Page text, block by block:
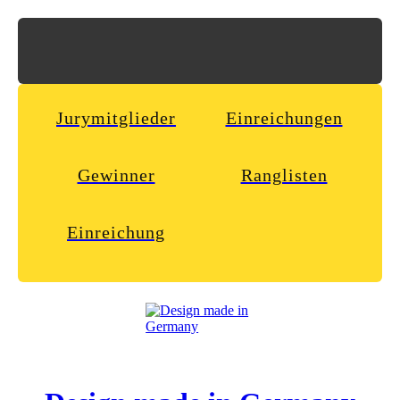
Jurymitglieder Einreichungen
Gewinner Ranglisten
Einreichung